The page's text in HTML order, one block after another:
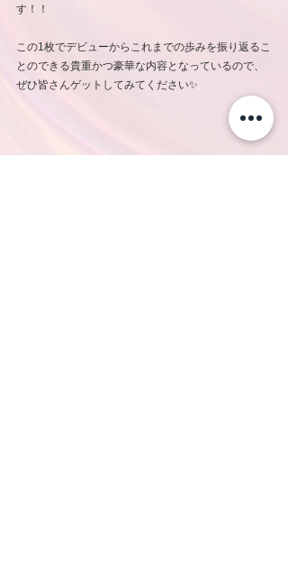
す！！
この1枚でデビューからこれまでの歩みを振り返るこ
とのできる貴重かつ豪華な内容となっているので、
ぜひ皆さんゲットしてみてください✨